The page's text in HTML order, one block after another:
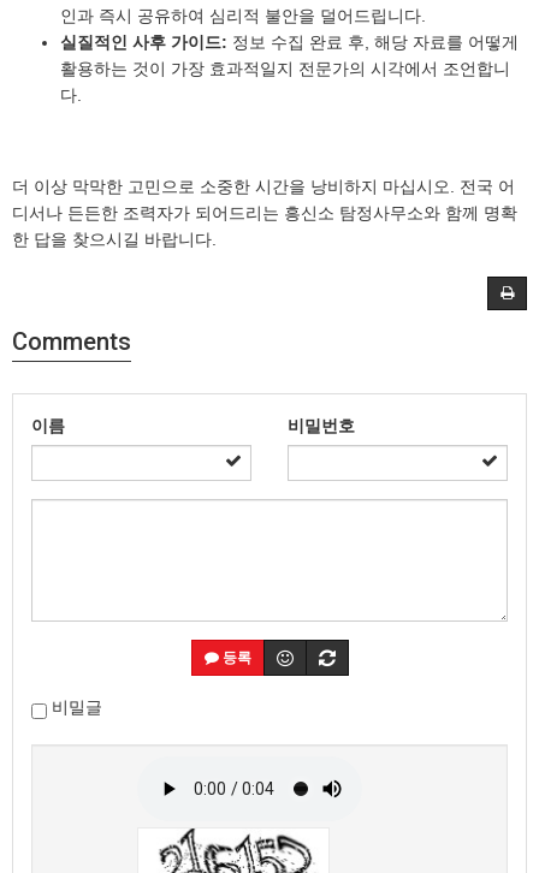
인과 즉시 공유하여 심리적 불안을 덜어드립니다.
실질적인 사후 가이드: 정보 수집 완료 후, 해당 자료를 어떻게
활용하는 것이 가장 효과적일지 전문가의 시각에서 조언합니
다.
더 이상 막막한 고민으로 소중한 시간을 낭비하지 마십시오. 전국 어
디서나 든든한 조력자가 되어드리는 흥신소 탐정사무소와 함께 명확
한 답을 찾으시길 바랍니다.
Comments
이름 비밀번호
등록
비밀글